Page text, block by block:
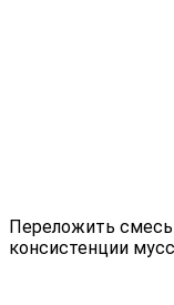
Переложить
консистенции